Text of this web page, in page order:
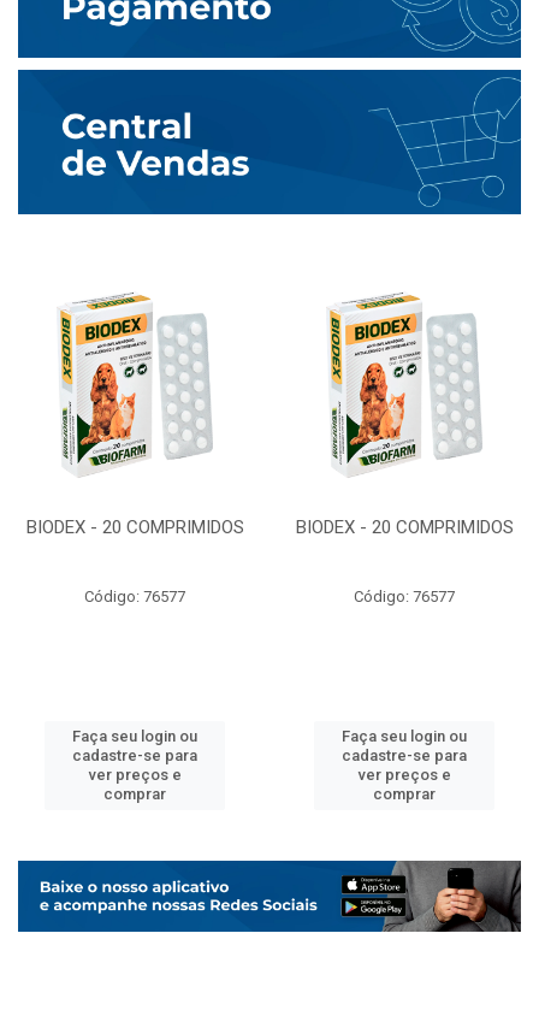
BIODEX - 20 COMPRIMIDOS
Código: 76577
Faça seu login ou
cadastre-se para
ver preços e
comprar
BIODEX - 20 COMPRIMIDOS
Código: 76577
Faça seu login ou
cadastre-se para
ver preços e
comprar